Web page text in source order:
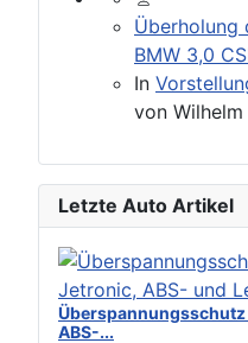
Überholung
BMW 3,0
In
von Wilhelm
Letzte Auto Artikel
ABS-...